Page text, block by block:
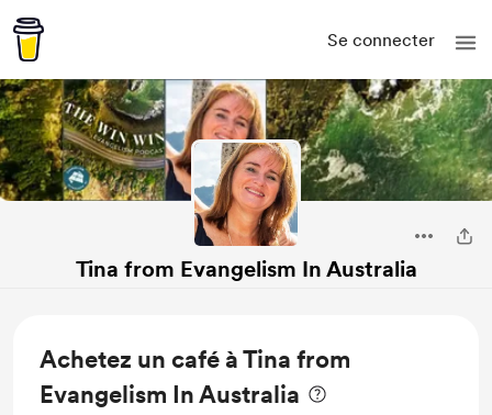
Se connecter
Tina from Evangelism In Australia
Achetez un café à Tina from
Evangelism In Australia